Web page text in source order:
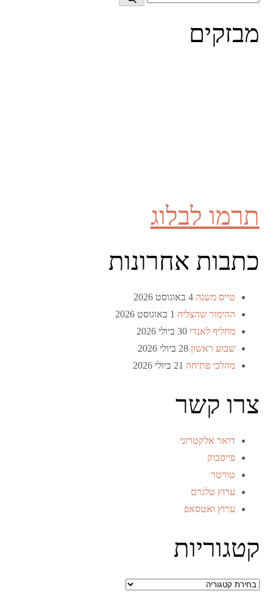
מבזקים
תרמו לבלוג
כתבות אחרונות
טייס משנה 4 באוגוסט 2026
ההימור שהצליח 1 באוגוסט 2026
מחליף לאנדי 30 ביולי 2026
שבוע ראשון 28 ביולי 2026
מהלכי פתיחה 21 ביולי 2026
צרו קשר
דואר אלקטרוני
פייסבוק
טוויטר
ערוץ טלגרם
ערוץ ואטסאפ
קטגוריות
קטגוריות